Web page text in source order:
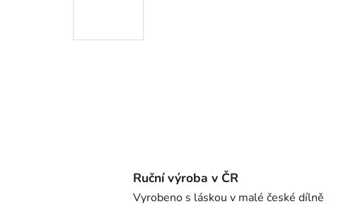
Ruční výroba v ČR
Vyrobeno s láskou v malé české dílně